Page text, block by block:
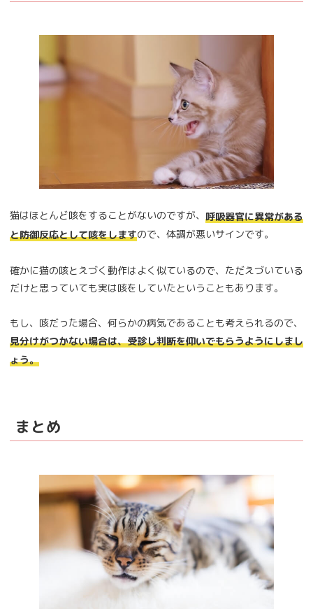
猫はほとんど咳をすることがないのですが、 呼吸器官に異常がある
と防御反応として咳をしますので、体調が悪いサインです。
確かに猫の咳とえづく動作はよく似ているので、ただえづいている
だけと思っていても実は咳をしていたということもあります。
もし、咳だった場合、何らかの病気であることも考えられるので、
見分けがつかない場合は、受診し判断を仰いでもらうようにしまし
ょう。
まとめ